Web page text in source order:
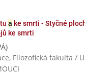
a ke smrti - Styčné
ke smrti
Filozofická fakulta /